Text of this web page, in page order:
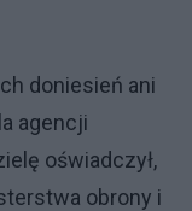
doniesień ani
agencji
oświadczył,
obrony i